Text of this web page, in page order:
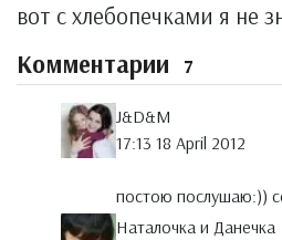
вот с хлебопечками я не
Комментарии 7
J&D&M
17:13 18 April 2012
постою послушаю:))
Наталочка и Данечка